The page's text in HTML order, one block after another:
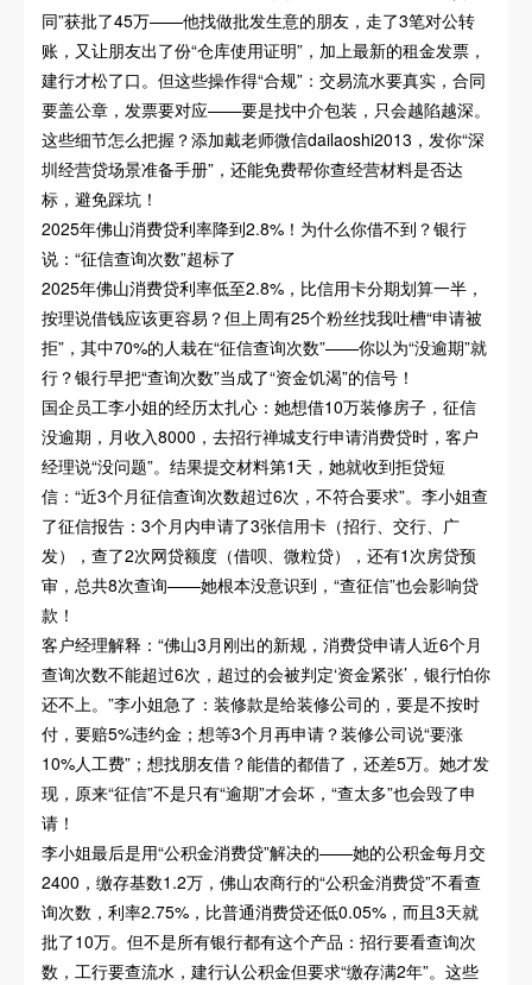
同”获批了45万——他找做批发生意的朋友，走了3笔对公转
账，又让朋友出了份“仓库使用证明”，加上最新的租金发票，
建行才松了口。但这些操作得“合规”：交易流水要真实，合同
要盖公章，发票要对应——要是找中介包装，只会越陷越深。
这些细节怎么把握？添加戴老师微信dailaoshi2013，发你“深
圳经营贷场景准备手册”，还能免费帮你查经营材料是否达
标，避免踩坑！
2025年佛山消费贷利率降到2.8%！为什么你借不到？银行
说：“征信查询次数”超标了
2025年佛山消费贷利率低至2.8%，比信用卡分期划算一半，
按理说借钱应该更容易？但上周有25个粉丝找我吐槽“申请被
拒”，其中70%的人栽在“征信查询次数”——你以为“没逾期”就
行？银行早把“查询次数”当成了“资金饥渴”的信号！
国企员工李小姐的经历太扎心：她想借10万装修房子，征信
没逾期，月收入8000，去招行禅城支行申请消费贷时，客户
经理说“没问题”。结果提交材料第1天，她就收到拒贷短
信：“近3个月征信查询次数超过6次，不符合要求”。李小姐查
了征信报告：3个月内申请了3张信用卡（招行、交行、广
发），查了2次网贷额度（借呗、微粒贷），还有1次房贷预
审，总共8次查询——她根本没意识到，“查征信”也会影响贷
款！
客户经理解释：“佛山3月刚出的新规，消费贷申请人近6个月
查询次数不能超过6次，超过的会被判定‘资金紧张’，银行怕你
还不上。”李小姐急了：装修款是给装修公司的，要是不按时
付，要赔5%违约金；想等3个月再申请？装修公司说“要涨
10%人工费”；想找朋友借？能借的都借了，还差5万。她才发
现，原来“征信”不是只有“逾期”才会坏，“查太多”也会毁了申
请！
李小姐最后是用“公积金消费贷”解决的——她的公积金每月交
2400，缴存基数1.2万，佛山农商行的“公积金消费贷”不看查
询次数，利率2.75%，比普通消费贷还低0.05%，而且3天就
批了10万。但不是所有银行都有这个产品：招行要看查询次
数，工行要查流水，建行认公积金但要求“缴存满2年”。这些